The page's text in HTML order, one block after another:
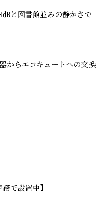
と図書館並みの静かさで
からエコキュートへの交換
で設置中】